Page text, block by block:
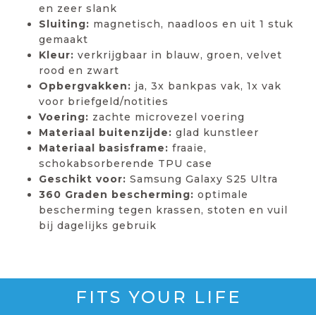
en zeer slank
Sluiting: magnetisch, naadloos en uit 1 stuk
gemaakt
Kleur: verkrijgbaar in blauw, groen, velvet
rood en zwart
Opbergvakken: ja, 3x bankpas vak, 1x vak
voor briefgeld/notities
Voering: zachte microvezel voering
Materiaal buitenzijde: glad kunstleer
Materiaal basisframe: fraaie,
schokabsorberende TPU case
Geschikt voor: Samsung Galaxy S25 Ultra
360 Graden bescherming: optimale
bescherming tegen krassen, stoten en vuil
bij dagelijks gebruik
FITS YOUR LIFE